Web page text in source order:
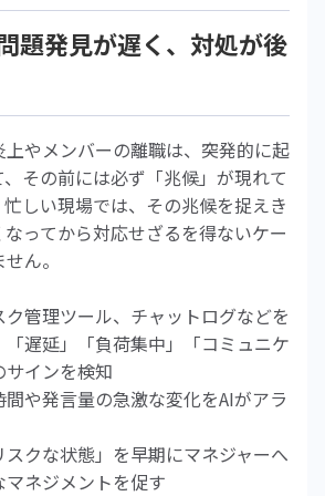
題発見が遅く、対処が後
上やメンバーの離職は、突発的に起
その前には必ず「兆候」が現れて
しい現場では、その兆候を捉えき
ってから対応せざるを得ないケー
ん。
管理ツール、チャットログなどを
遅延」「負荷集中」「コミュニケ
インを検知
や発言量の急激な変化をAIがアラ
スクな状態」を早期にマネジャーへ
ネジメントを促す